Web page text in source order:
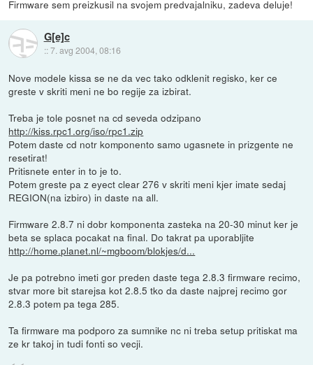
Firmware sem preizkusil na svojem predvajalniku, zadeva deluje!
G[e]c
::7. avg 2004, 08:16
Nove modele kissa se ne da vec tako odklenit regisko, ker ce
greste v skriti meni ne bo regije za izbirat.
Treba je tole posnet na cd seveda odzipano
http://kiss.rpc1.org/iso/rpc1.zip
Potem daste cd notr komponento samo ugasnete in prizgente ne
resetirat!
Pritisnete enter in to je to.
Potem greste pa z eyect clear 276 v skriti meni kjer imate sedaj
REGION(na izbiro) in daste na all.
Firmware 2.8.7 ni dobr komponenta zasteka na 20-30 minut ker je
beta se splaca pocakat na final. Do takrat pa uporabljite
http://home.planet.nl/~mgboom/blokjes/d...
Je pa potrebno imeti gor preden daste tega 2.8.3 firmware recimo,
stvar more bit starejsa kot 2.8.5 tko da daste najprej recimo gor
2.8.3 potem pa tega 285.
Ta firmware ma podporo za sumnike nc ni treba setup pritiskat ma
ze kr takoj in tudi fonti so vecji.